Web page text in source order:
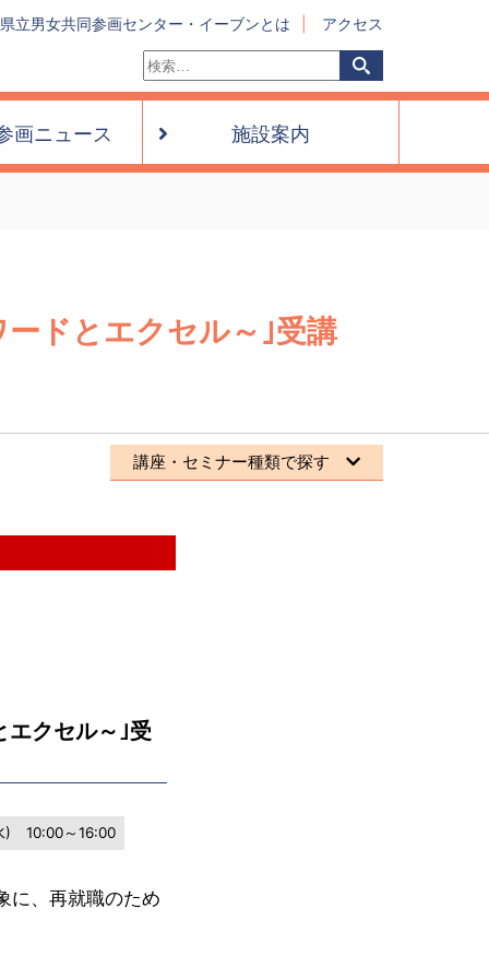
立男女共同参画センター・イーブンとは アクセス
索:
検
索
画ニュース 施設案内
ドとエクセル～｣受講
講座・セミナー種類で探す
エクセル～｣受
) 10:00～16:00
に、再就職のため